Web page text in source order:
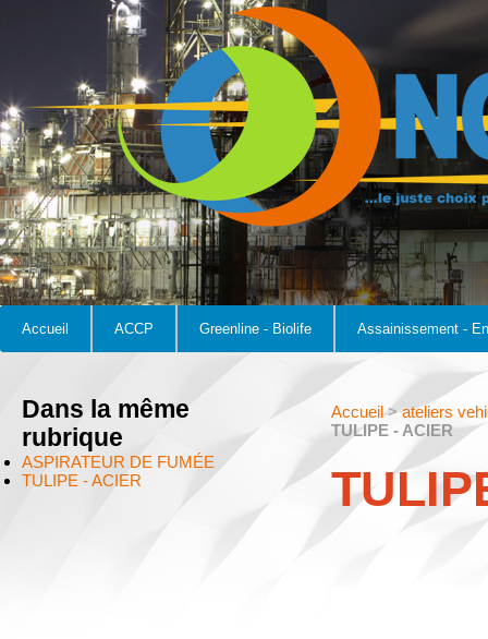
Accueil ACCP Greenline - Biolife Assainissement -
Dans la même
rubrique
ASPIRATEUR DE FUMÉE
TULIPE - ACIER
Accueil>ateliers
TULIPE - ACIER